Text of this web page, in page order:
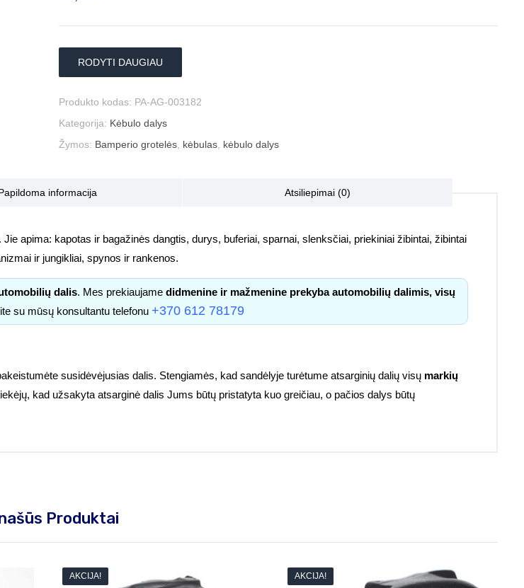
RODYTI DAUGIAU
Produkto kodas: PA-AG-003182
Kategorija: Kėbulo dalys
Žymos: Bamperio grotelės kėbulas kėbulo dalys
informacija Atsiliepimai (0)
apima: kapotas ir bagažinės dangtis, durys, buferiai, sparnai, slenksčiai, priekiniai žibintai, žibintai
ir jungikliai, spynos ir rankenos.
dalis. Mes prekiaujame didmenine ir mažmenine prekyba automobilių dalimis, visų
su mūsų konsultantu telefonu +370 612 78179
susidėvėjusias dalis. Stengiamės, kad sandėlyje turėtume atsarginių dalių visų markių
kad užsakyta atsarginė dalis Jums būtų pristatyta kuo greičiau, o pačios dalys būtų
Produktai
AKCIJA! AKCIJA!